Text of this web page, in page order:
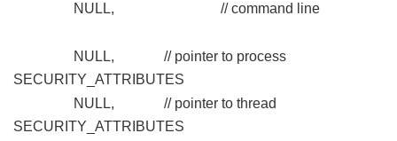
NULL, // command line
NULL, // pointer to process
SECURITY_ATTRIBUTES
NULL, // pointer to thread
SECURITY_ATTRIBUTES